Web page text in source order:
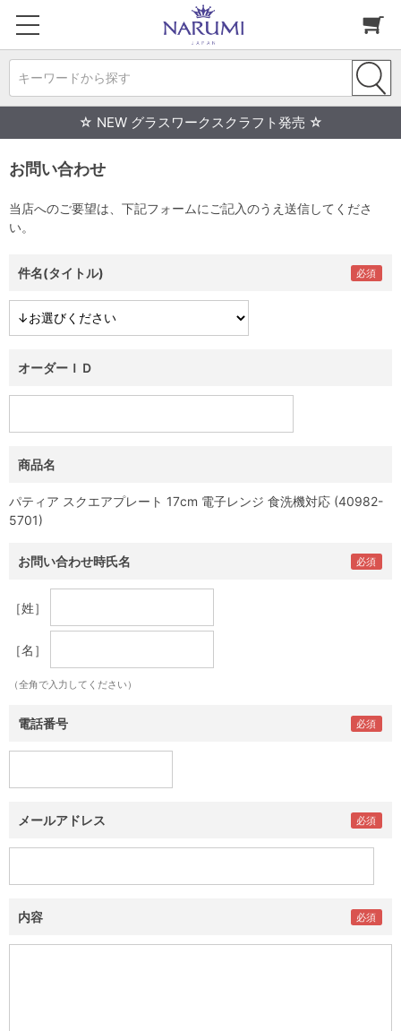
キーワードから探す
☆ NEW グラスワークスクラフト発売 ☆
お問い合わせ
当店へのご要望は、下記フォームにご記入のうえ送信してくださ
い。
件名(タイトル)
オーダーＩＤ
商品名
パティア スクエアプレート 17cm 電子レンジ 食洗機対応 (40982-
5701)
お問い合わせ時氏名
［姓］
［名］
（全角で入力してください）
電話番号
メールアドレス
内容